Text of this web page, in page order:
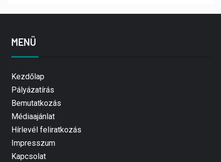
MENÜ
Kezdőlap
Pályázatírás
Bemutatkozás
Médiaajánlat
Hírlevél feliratkozás
Impresszum
Kapcsolat